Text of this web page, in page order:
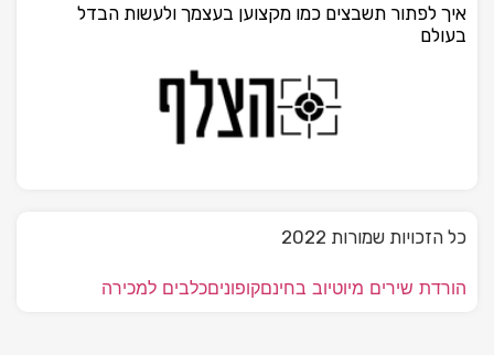
איך לפתור תשבצים כמו מקצוען בעצמך ולעשות הבדל
בעולם
כל הזכויות שמורות 2022
הורדת שירים מיוטיוב בחינםקופוניםכלבים למכירה